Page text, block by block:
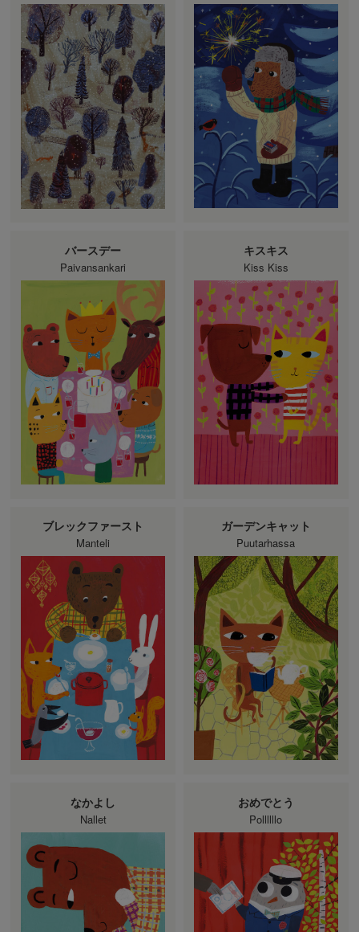
バースデー
Paivansankari
キスキス
Kiss Kiss
ブレックファースト
Manteli
ガーデンキャット
Puutarhassa
なかよし
Nallet
おめでとう
Pollllllo